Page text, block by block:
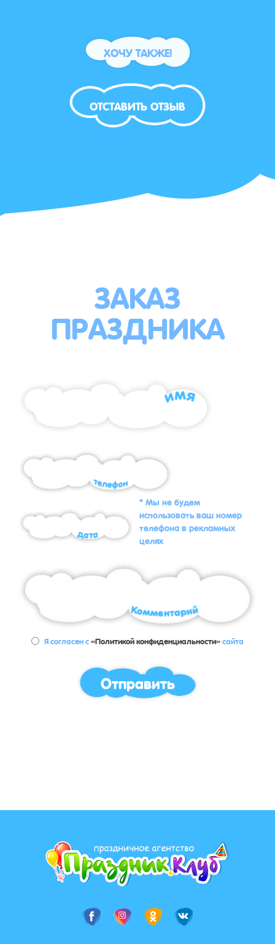
ХОЧУ ТАКЖЕ!
ОТСТАВИТЬ ОТЗЫВ
ЗАКАЗ
ПРАЗДНИКА
* Мы не будем
использовать ваш номер
телефона в рекламных
целях
Я согласен с«Политикой конфиденциальности»сайта
Отправить